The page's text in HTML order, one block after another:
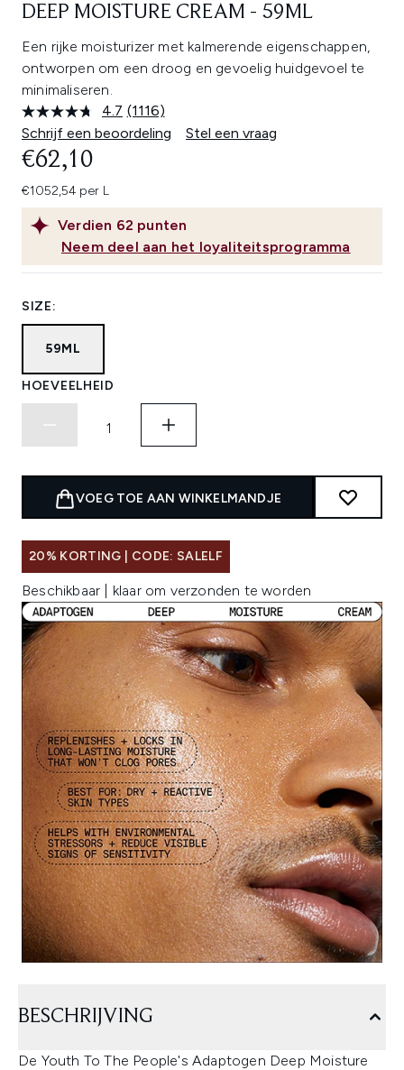
DEEP MOISTURE CREAM - 59ML
Een rijke moisturizer met kalmerende eigenschappen,
ontworpen om een droog en gevoelig huidgevoel te
minimaliseren.
4.7 Lees
1116
beoordelingen.
(1116)
Schrijf een beoordeling
Stel een vraag
Verdien 62 punten
Neem deel aan het loyaliteitsprogramma
€62,10
€1052,54 per L
SIZE:
59ML
HOEVEELHEID
VOEG TOE AAN WINKELMANDJE
20% KORTING | CODE: SALELF
Beschikbaar | klaar om verzonden te worden
BESCHRIJVING
De Youth To The People's Adaptogen Deep Moisture